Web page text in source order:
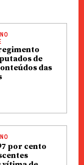
de
das
por cento